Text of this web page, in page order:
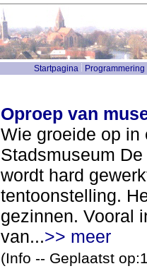
Startpagina Programmering
Oproep van
Wie groeide op in
Stadsmuseum
wordt hard
tentoonstelling.
gezinnen. Vooral
van...>> meer
(Info -- Geplaatst